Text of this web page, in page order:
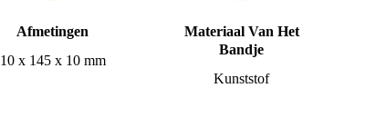
Afmetingen
10 x 145 x 10 mm
Materiaal Van Het
Bandje
Kunststof